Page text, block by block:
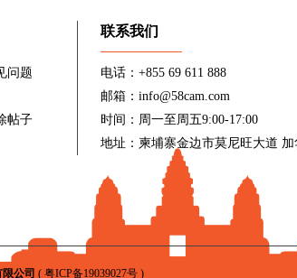
问题
帖子
联系我们
电话：+855 69 611 888
邮箱：info@58cam.com
时间：周一至周五9:00-17:00
地址：柬埔寨金边市莫尼旺大道 加
公司 ( 粤ICP备19039027号)